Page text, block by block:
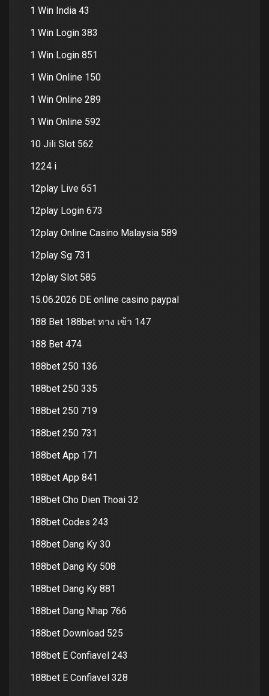
1 Win India 43
1 Win Login 383
1 Win Login 851
1 Win Online 150
1 Win Online 289
1 Win Online 592
10 Jili Slot 562
1224 i
12play Live 651
12play Login 673
12play Online Casino Malaysia 589
12play Sg 731
12play Slot 585
15.06.2026 DE online casino paypal
188 Bet 188bet ทาง เข้า 147
188 Bet 474
188bet 250 136
188bet 250 335
188bet 250 719
188bet 250 731
188bet App 171
188bet App 841
188bet Cho Dien Thoai 32
188bet Codes 243
188bet Dang Ky 30
188bet Dang Ky 508
188bet Dang Ky 881
188bet Dang Nhap 766
188bet Download 525
188bet E Confiavel 243
188bet E Confiavel 328